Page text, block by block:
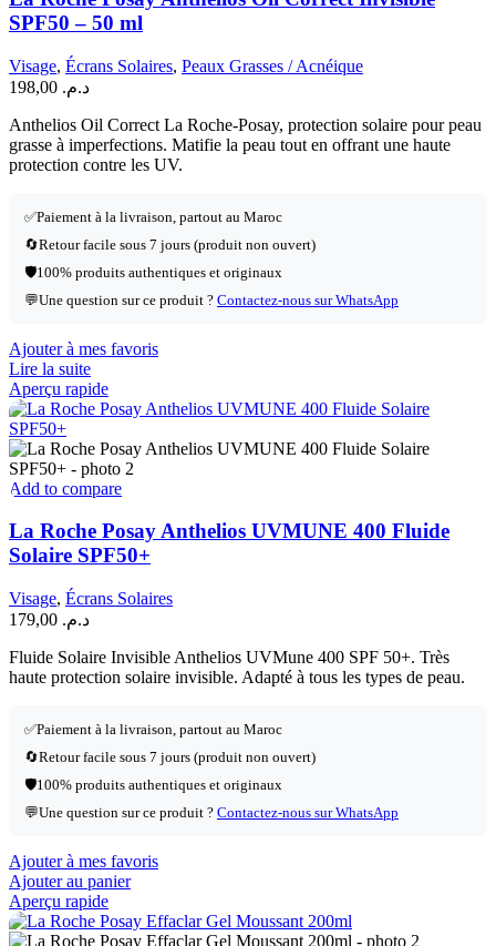
SPF50 – 50 ml
Visage, Écrans Solaires, Peaux Grasses / Acnéique
د.م.
Anthelios Oil Correct La Roche-Posay, protection solaire pour peau
grasse à imperfections. Matifie la peau tout en offrant une haute
protection contre les UV.
✅Paiement à la livraison, partout au Maroc
🔄Retour facile sous 7 jours (produit non ouvert)
🛡️100% produits authentiques et originaux
💬Une question sur ce produit ? Contactez-nous sur WhatsApp
Ajouter à mes favoris
Lire la suite
Aperçu rapide
Add to compare
La Roche Posay Anthelios UVMUNE 400 Fluide
Solaire SPF50+
Visage, Écrans Solaires
د.م.
Fluide Solaire Invisible Anthelios UVMune 400 SPF 50+. Très
haute protection solaire invisible. Adapté à tous les types de peau.
✅Paiement à la livraison, partout au Maroc
🔄Retour facile sous 7 jours (produit non ouvert)
🛡️100% produits authentiques et originaux
💬Une question sur ce produit ? Contactez-nous sur WhatsApp
Ajouter à mes favoris
Ajouter au panier
Aperçu rapide